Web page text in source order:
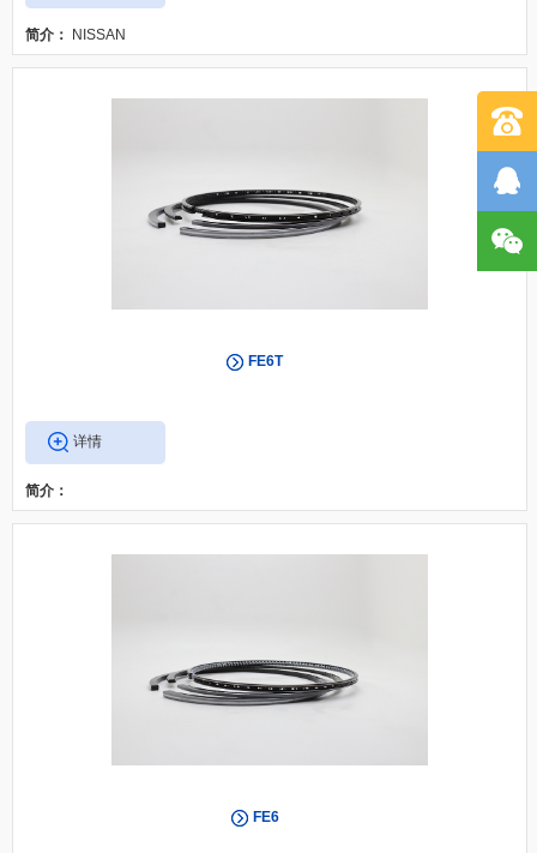
简介： NISSAN
FE6T
详情
简介：
FE6